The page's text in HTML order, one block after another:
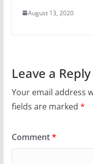
August 13, 2020
Leave a Reply
Your email address
fields are marked *
Comment*